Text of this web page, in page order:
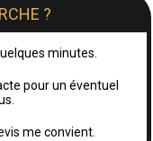
?
minutes.
pour un éventuel
me convient.